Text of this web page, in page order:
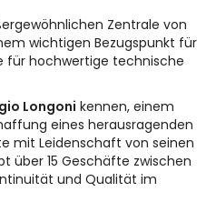
Zentrale von
wichtigen Bezugspunkt für
für hochwertige technische
Longoni kennen, einem
eines herausragenden
mit Leidenschaft von seinen
über 15 Geschäfte zwischen
und Qualität im